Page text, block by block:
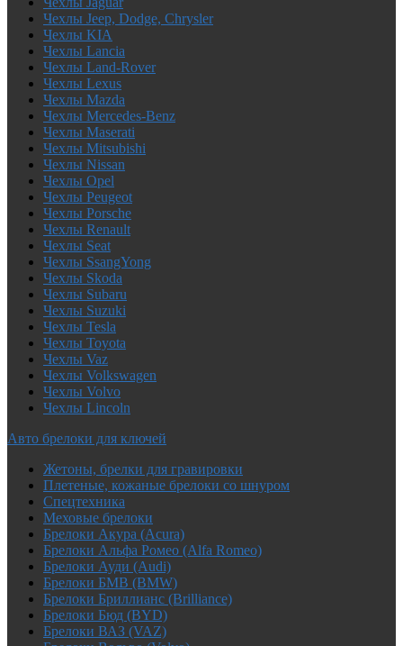
Чехлы Jeep, Dodge, Chrysler
Чехлы KIA
Чехлы Lancia
Чехлы Land-Rover
Чехлы Lexus
Чехлы Mazda
Чехлы Mercedes-Benz
Чехлы Maserati
Чехлы Mitsubishi
Чехлы Nissan
Чехлы Opel
Чехлы Peugeot
Чехлы Porsche
Чехлы Renault
Чехлы Seat
Чехлы SsangYong
Чехлы Skoda
Чехлы Subaru
Чехлы Suzuki
Чехлы Tesla
Чехлы Toyota
Чехлы Vaz
Чехлы Volkswagen
Чехлы Volvo
Чехлы Lincoln
Авто брелоки для ключей
Жетоны, брелки для гравировки
Плетеные, кожаные брелоки со шнуром
Спецтехника
Меховые брелоки
Брелоки Акура (Acura)
Брелоки Альфа Ромео (Alfa Romeo)
Брелоки Ауди (Audi)
Брелоки БМВ (BMW)
Брелоки Бриллианс (Brilliance)
Брелоки Бюд (BYD)
Брелоки ВАЗ (VAZ)